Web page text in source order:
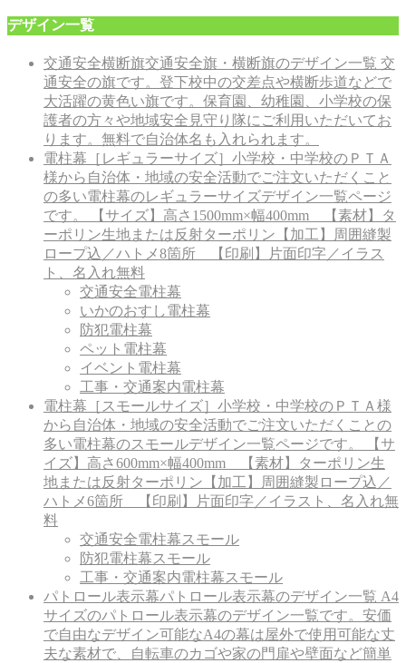
デザイン一覧
交通安全横断旗交通安全旗・横断旗のデザイン一覧 交
通安全の旗です。登下校中の交差点や横断歩道などで
大活躍の黄色い旗です。保育園、幼稚園、小学校の保
護者の方々や地域安全見守り隊にご利用いただいてお
ります。無料で自治体名も入れられます。
電柱幕［レギュラーサイズ］ 小学校・中学校のＰＴＡ
様から自治体・地域の安全活動でご注文いただくこと
の多い電柱幕のレギュラーサイズデザイン一覧ページ
です。 【サイズ】高さ1500mm×幅400mm 【素材】タ
ーポリン生地または反射ターポリン【加工】周囲縫製
ロープ込／ハトメ8箇所 【印刷】片面印字／イラス
ト、名入れ無料
交通安全電柱幕
いかのおすし電柱幕
防犯電柱幕
ペット電柱幕
イベント電柱幕
工事・交通案内電柱幕
電柱幕［スモールサイズ］ 小学校・中学校のＰＴＡ様
から自治体・地域の安全活動でご注文いただくことの
多い電柱幕のスモールデザイン一覧ページです。 【サ
イズ】高さ600mm×幅400mm 【素材】ターポリン生
地または反射ターポリン【加工】周囲縫製ロープ込／
ハトメ6箇所 【印刷】片面印字／イラスト、名入れ無
料
交通安全電柱幕スモール
防犯電柱幕スモール
工事・交通案内電柱幕スモール
パトロール表示幕パトロール表示幕のデザイン一覧 A4
サイズのパトロール表示幕のデザイン一覧です。安価
で自由なデザイン可能なA4の幕は屋外で使用可能な丈
夫な素材で、自転車のカゴや家の門扉や壁面など簡単